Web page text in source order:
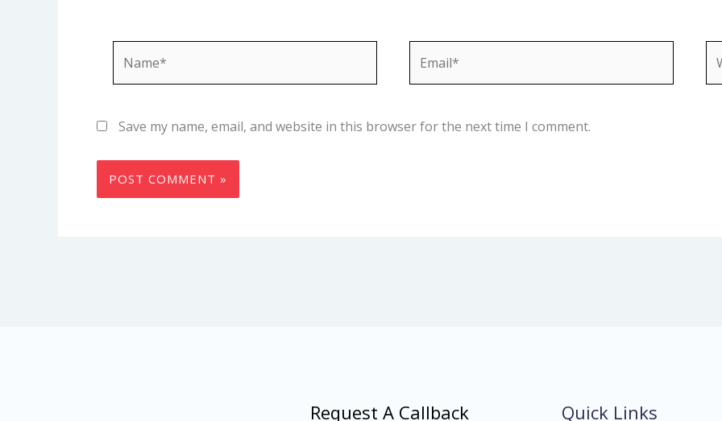
Save my name, email, and website in this browser for the next time I comment.
Request A Callback Quick Links